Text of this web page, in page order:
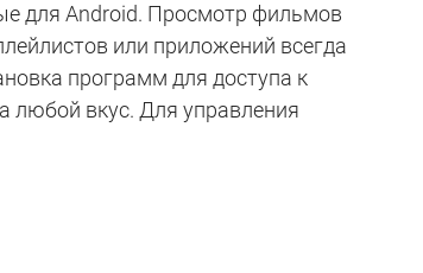
для Android. Просмотр фильмов
или приложений всегда
программ для доступа к
любой вкус. Для управления